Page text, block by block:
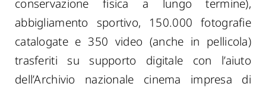
conservazione fisica a lungo termine),
abbigliamento sportivo, 150.000 fotografie
catalogate e 350 video (anche in pellicola)
trasferiti su supporto digitale con l’aiuto
dell’Archivio nazionale cinema impresa di